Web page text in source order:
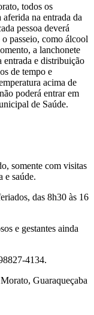
todos os
na entrada da
pessoa deverá
passeio, como álcool
a lanchonete
entrada e distribuição
de tempo e
acima de
poderá entrar em
de Saúde.
somente com visitas
e saúde.
das 8h30 às 16
e gestantes ainda
4134.
Guaraqueçaba